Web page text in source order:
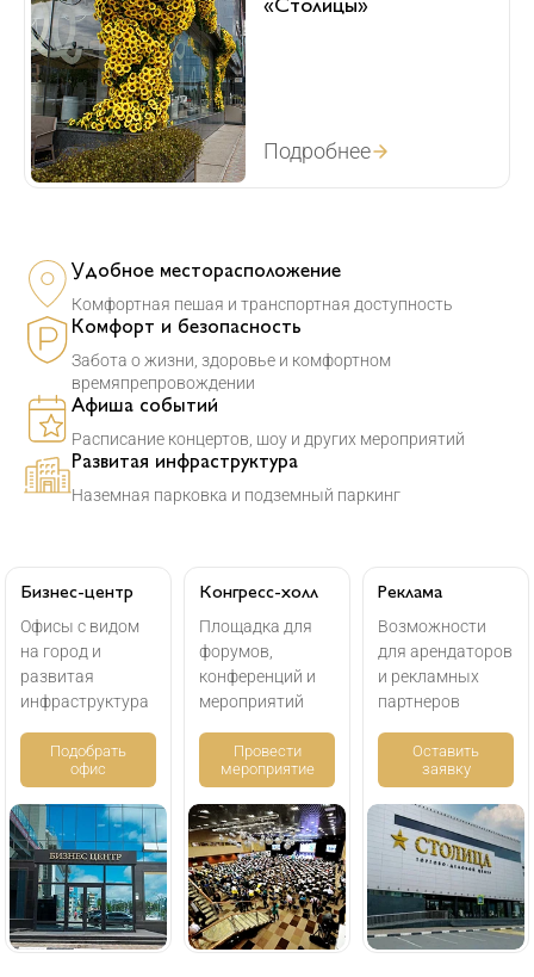
«Столицы»
Подробнее
Удобное месторасположение
Комфортная пешая и транспортная доступность
Комфорт и безопасность
Забота о жизни, здоровье и комфортном
времяпрепровождении
Афиша событий
Расписание концертов, шоу и других мероприятий
Развитая инфраструктура
Наземная парковка и подземный паркинг
Бизнес-центр
Офисы с видом
на город и
развитая
инфраструктура
Подобрать
офис
Конгресс-холл
Площадка для
форумов,
конференций и
мероприятий
Провести
мероприятие
Реклама
Возможности
для арендаторов
и рекламных
партнеров
Оставить
заявку